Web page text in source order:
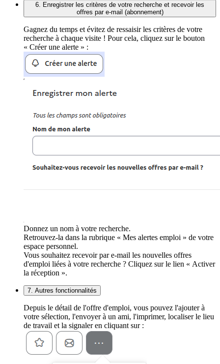
6. Enregistrer les critères de votre recherche et recevoir les
offres par e-mail (abonnement)
Gagnez du temps et évitez de ressaisir les critères de votre
recherche à chaque visite ! Pour cela, cliquez sur le bouton
« Créer une alerte » :
Donnez un nom à votre recherche.
Retrouvez-la dans la rubrique « Mes alertes emploi » de votre
espace personnel.
Vous souhaitez recevoir par e-mail les nouvelles offres
d'emploi liées à votre recherche ? Cliquez sur le lien « Activer
la réception ».
7. Autres fonctionnalités
Depuis le détail de l'offre d'emploi, vous pouvez l'ajouter à
votre sélection, l'envoyer à un ami, l'imprimer, localiser le lieu
de travail et la signaler en cliquant sur :